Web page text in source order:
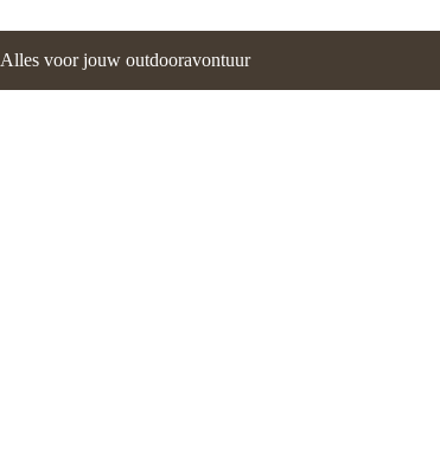
Alles voor jouw outdooravontuur